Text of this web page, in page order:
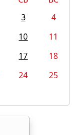
3
4
10
11
17
18
24
25